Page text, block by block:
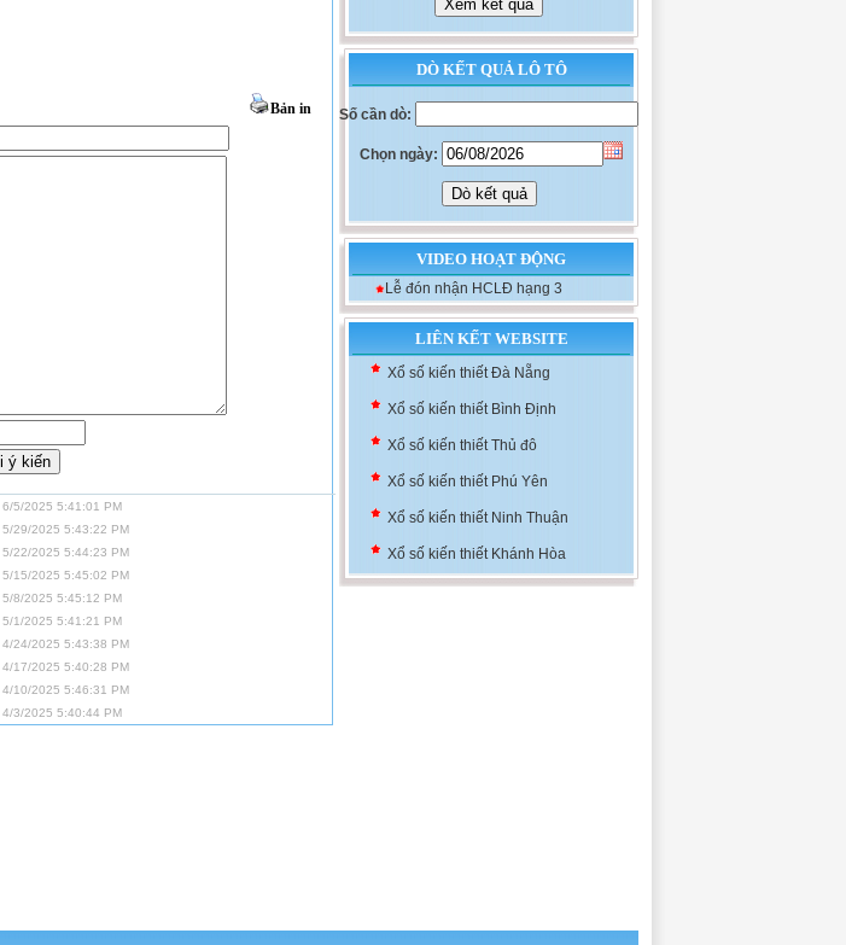
Bản in
6/5/2025 5:41:01 PM
5/29/2025 5:43:22 PM
5/22/2025 5:44:23 PM
5/15/2025 5:45:02 PM
5/8/2025 5:45:12 PM
5/1/2025 5:41:21 PM
4/24/2025 5:43:38 PM
4/17/2025 5:40:28 PM
4/10/2025 5:46:31 PM
4/3/2025 5:40:44 PM
DÒ KẾT QUẢ LÔ TÔ
Số cần dò:
Chọn ngày:
VIDEO HOẠT ĐỘNG
Lễ đón nhận HCLĐ hạng 3
LIÊN KẾT WEBSITE
Xổ số kiến thiết Khánh Hòa
Xổ số kiến thiết Đà Nẵng
Xổ số kiến thiết Bình Định
Xổ số kiến thiết Thủ đô
Xổ số kiến thiết Phú Yên
Xổ số kiến thiết Ninh Thuận
Xổ số kiến thiết Khánh Hòa
Xổ số kiến thiết Đà Nẵng